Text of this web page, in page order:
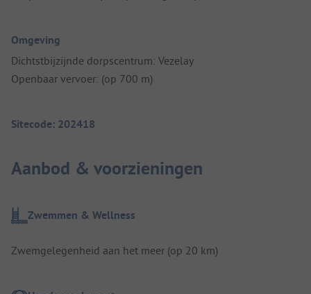
Omgeving
Dichtstbijzijnde dorpscentrum: Vezelay
Openbaar vervoer: (op 700 m)
Sitecode: 202418
Aanbod & voorzieningen
Zwemmen & Wellness
Zwemgelegenheid aan het meer (op 20 km)